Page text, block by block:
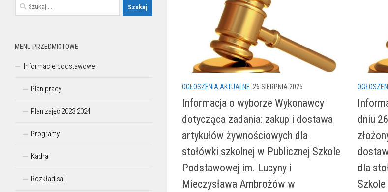
OGŁOSZENIA AKTUALNE 26 SIERPNIA 2025
Informacja o wyborze Wykonawcy
dotycząca zadania: zakup i dostawa
artykułów żywnościowych dla
stołówki szkolnej w Publicznej Szkole
Podstawowej im. Lucyny i
Mieczysława Ambrożów w
dniu
dla
Szukaj:
MENU PRZEDMIOTOWE
Informacje podstawowe
Plan pracy
Plan zajęć 2023 2024
Programy
Kadra
Rozkład sal